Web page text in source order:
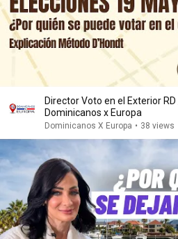
Director Voto en el Exterior
Dominicanos x Europa
Dominicanos X Europa • 38 views